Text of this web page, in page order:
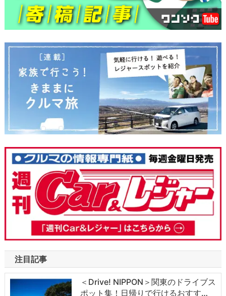
注目記事
＜Drive! NIPPON＞関東のドライブス
ポット集！日帰りで行けるおすす…